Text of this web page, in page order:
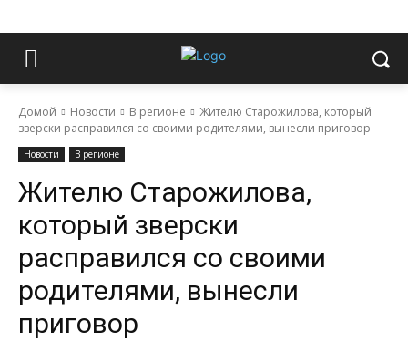
Домой Новости В регионе
Жителю Старожилова, который
зверски расправился со своими родителями, вынесли приговор
Новости В регионе
Жителю Старожилова,
который зверски
расправился со своими
родителями, вынесли
приговор